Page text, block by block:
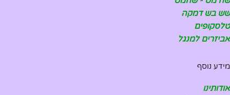
שש בש דמקה
טלסקופים
אביזרים למנגל
מידע נוסף
אודותינו